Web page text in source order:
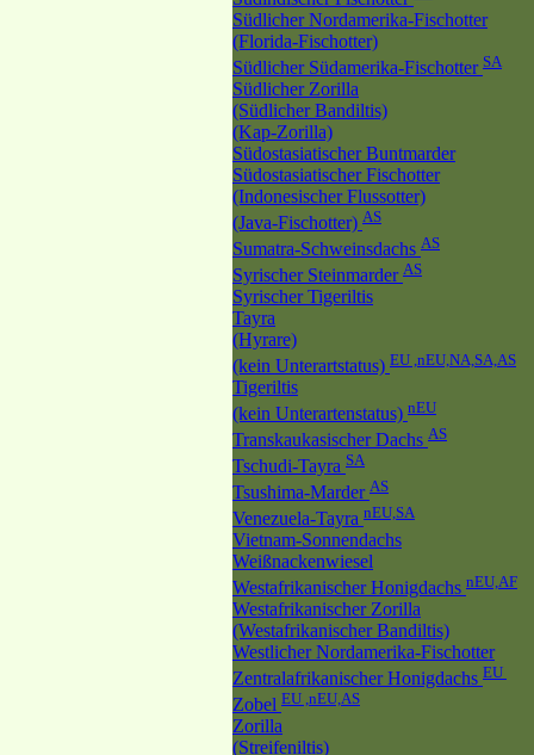
Südlicher Nordamerika-Fischotter
(Florida-Fischotter)
Südlicher Südamerika-Fischotter SA
Südlicher Zorilla
(Südlicher Bandiltis)
(Kap-Zorilla)
Südostasiatischer Buntmarder
Südostasiatischer Fischotter
(Indonesischer Flussotter)
(Java-Fischotter) AS
Sumatra-Schweinsdachs AS
Syrischer Steinmarder AS
Syrischer Tigeriltis
Tayra
(Hyrare)
(kein Unterartstatus) EU ,nEU,NA,SA,AS
Tigeriltis
(kein Unterartenstatus) nEU
Transkaukasischer Dachs AS
Tschudi-Tayra SA
Tsushima-Marder AS
Venezuela-Tayra nEU,SA
Vietnam-Sonnendachs
Weißnackenwiesel
Westafrikanischer Honigdachs nEU,AF
Westafrikanischer Zorilla
(Westafrikanischer Bandiltis)
Westlicher Nordamerika-Fischotter
Zentralafrikanischer Honigdachs EU
Zobel EU ,nEU,AS
Zorilla
(Streifeniltis)